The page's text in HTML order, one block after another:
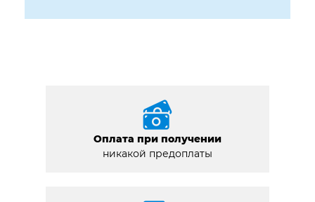
Оплата при получении
никакой предоплаты